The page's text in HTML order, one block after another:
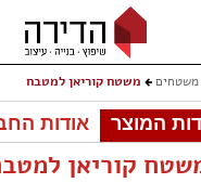
משטחים משטח קוריאן למטבח
המוצר אודות
קוריאן